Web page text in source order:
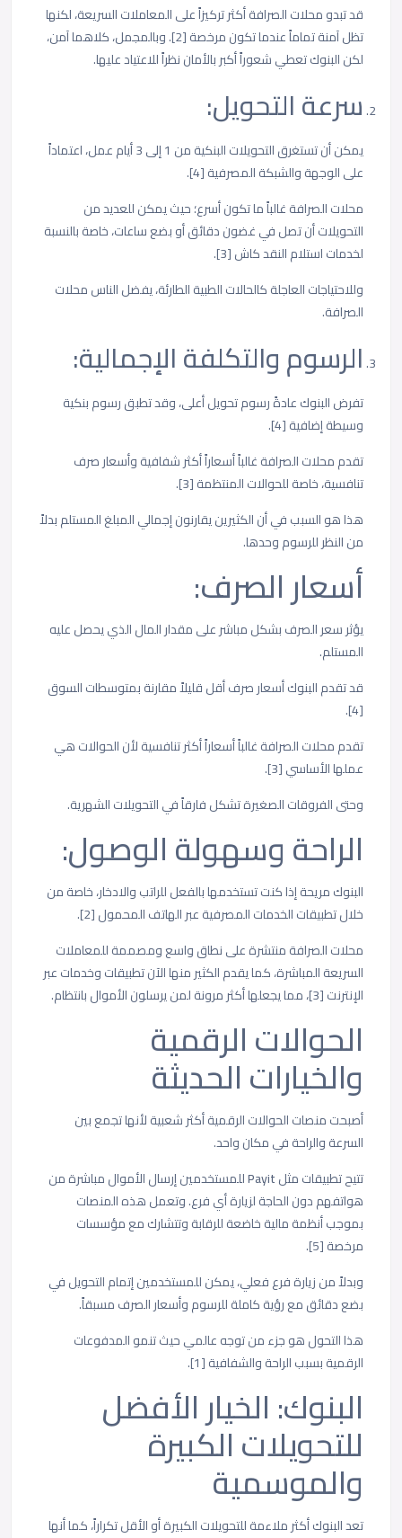
قد تبدو محلات الصرافة أكثر تركيزاً على المعاملات السريعة، لكنها
تظل آمنة تماماً عندما تكون مرخصة [2]. وبالمجمل، كلاهما آمن،
لكن البنوك تعطي شعوراً أكبر بالأمان نظراً للاعتياد عليها.
سرعة التحويل:
يمكن أن تستغرق التحويلات البنكية من 1 إلى 3 أيام عمل، اعتماداً
على الوجهة والشبكة المصرفية [4].
محلات الصرافة غالباً ما تكون أسرع؛ حيث يمكن للعديد من
التحويلات أن تصل في غضون دقائق أو بضع ساعات، خاصة بالنسبة
لخدمات استلام النقد كاش [3].
وللاحتياجات العاجلة كالحالات الطبية الطارئة، يفضل الناس محلات
الصرافة.
الرسوم والتكلفة الإجمالية:
تفرض البنوك عادةً رسوم تحويل أعلى، وقد تطبق رسوم بنكية
وسيطة إضافية [4].
تقدم محلات الصرافة غالباً أسعاراً أكثر شفافية وأسعار صرف
تنافسية، خاصة للحوالات المنتظمة [3].
هذا هو السبب في أن الكثيرين يقارنون إجمالي المبلغ المستلم بدلاً
من النظر للرسوم وحدها.
أسعار الصرف:
يؤثر سعر الصرف بشكل مباشر على مقدار المال الذي يحصل عليه
المستلم.
قد تقدم البنوك أسعار صرف أقل قليلاً مقارنة بمتوسطات السوق
[4].
تقدم محلات الصرافة غالباً أسعاراً أكثر تنافسية لأن الحوالات هي
عملها الأساسي [3].
وحتى الفروقات الصغيرة تشكل فارقاً في التحويلات الشهرية.
الراحة وسهولة الوصول:
البنوك مريحة إذا كنت تستخدمها بالفعل للراتب والادخار، خاصة من
خلال تطبيقات الخدمات المصرفية عبر الهاتف المحمول [2].
محلات الصرافة منتشرة على نطاق واسع ومصممة للمعاملات
السريعة المباشرة، كما يقدم الكثير منها الآن تطبيقات وخدمات عبر
الإنترنت [3]، مما يجعلها أكثر مرونة لمن يرسلون الأموال بانتظام.
الحوالات الرقمية
والخيارات الحديثة
أصبحت منصات الحوالات الرقمية أكثر شعبية لأنها تجمع بين
السرعة والراحة في مكان واحد.
تتيح تطبيقات مثلPayitللمستخدمين إرسال الأموال مباشرة من
هواتفهم دون الحاجة لزيارة أي فرع. وتعمل هذه المنصات
بموجب أنظمة مالية خاضعة للرقابة وتتشارك مع مؤسسات
مرخصة [5].
وبدلاً من زيارة فرع فعلي، يمكن للمستخدمين إتمام التحويل في
بضع دقائق مع رؤية كاملة للرسوم وأسعار الصرف مسبقاً.
هذا التحول هو جزء من توجه عالمي حيث تنمو المدفوعات
الرقمية بسبب الراحة والشفافية [1].
البنوك: الخيار الأفضل
للتحويلات الكبيرة
والموسمية
تعد البنوك أكثر ملاءمة للتحويلات الكبيرة أو الأقل تكراراً، كما أنها